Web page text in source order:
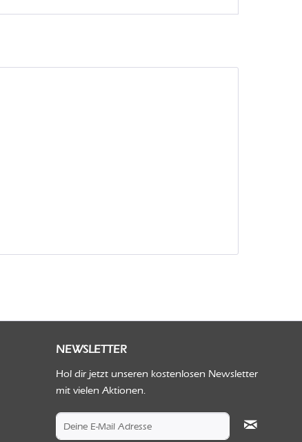
NEWSLETTER
Hol dir jetzt unseren kostenlosen Newsletter
mit vielen Aktionen.